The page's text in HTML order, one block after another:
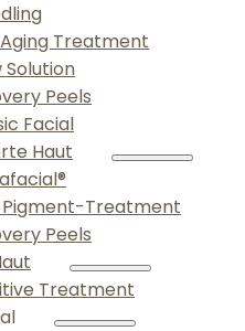
Treatment
Solution
Peels
Facial
Haut
Treatment
Peels
Treatment